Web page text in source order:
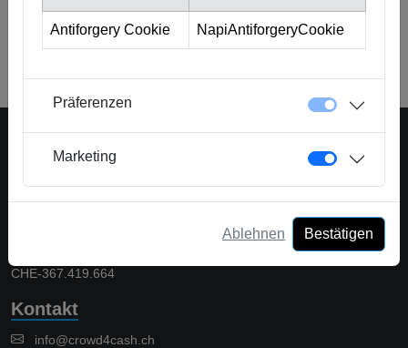
Beratung zu gewährleisten.
Zurück zum Glossar
CHE-367.419.664
Kontakt
info@crowd4cash.ch
Antiforgery Cookie NapiAntiforgeryCookie
Präferenzen
Marketing
Ablehnen Bestätigen